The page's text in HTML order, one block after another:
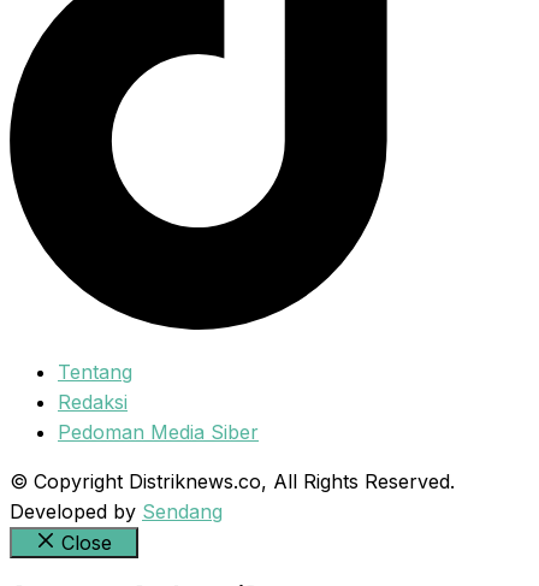
Tentang
Redaksi
Pedoman Media Siber
© Copyright Distriknews.co, All Rights Reserved.
Developed by Sendang
Close